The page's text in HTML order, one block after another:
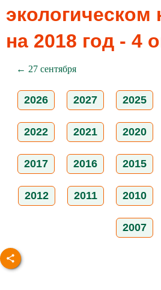
экологическом
на 2018 год - 4
← 27 сентября
2026 2027 2025
2022 2021 2020
2017 2016 2015
2012 2011 2010
2007